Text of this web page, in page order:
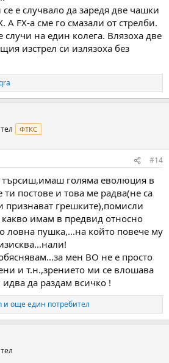
е случвало да заредя две чашки
А FX-a сме го смазали от стрелби.
случи на един колега. Влязоха две
изстрел си излязоха без
ФТКС
#14
търсиш,имаш голяма еволюция в
постове и това ме радва(не са
признават грешките),помисли
имам в предвид относно
ловна пушка,...на който повече му
мен ВО не е просто
и т.н.,зрението ми се влошава
да раздам всичко !
и още един потребител